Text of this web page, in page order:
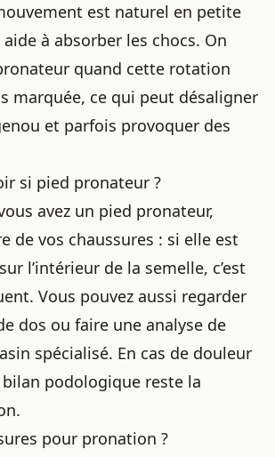
est naturel en petite
à absorber les chocs. On
quand cette rotation
marquée, ce qui peut désaligner
et parfois provoquer des
si pied pronateur ?
avez un pied pronateur,
de vos chaussures : si elle est
l’intérieur de la semelle, c’est
Vous pouvez aussi regarder
dos ou faire une analyse de
spécialisé. En cas de douleur
podologique reste la
pour pronation ?